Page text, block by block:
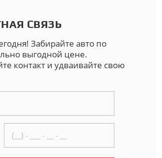
СВЯЗЬ
Забирайте авто по
выгодной цене.
контакт и удваивайте свою